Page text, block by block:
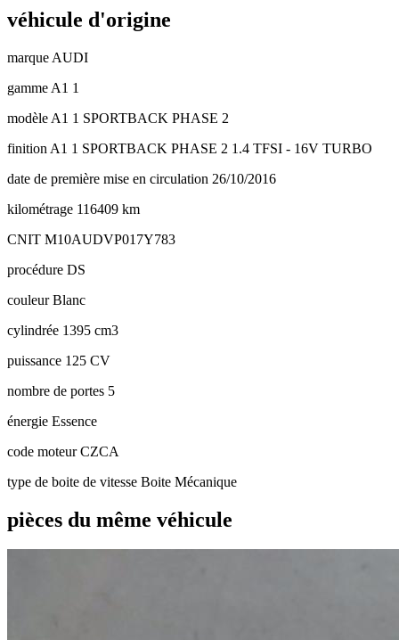
véhicule d'origine
marque AUDI
gamme A1 1
modèle A1 1 SPORTBACK PHASE 2
finition A1 1 SPORTBACK PHASE 2 1.4 TFSI - 16V TURBO
date de première mise en circulation 26/10/2016
kilométrage 116409 km
CNIT M10AUDVP017Y783
procédure DS
couleurBlanc
cylindrée 1395 cm3
puissance 125 CV
nombre de portes 5
énergie Essence
code moteurCZCA
type de boite de vitesse Boite Mécanique
pièces du même véhicule